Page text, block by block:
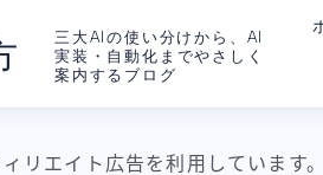
三大AIの使い分けから、AI
実装・自動化までやさしく
案内するブログ
リエイト広告を利用しています。